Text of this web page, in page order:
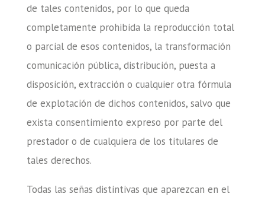
de tales contenidos, por lo que queda
completamente prohibida la reproducción total
o parcial de esos contenidos, la transformación
comunicación pública, distribución, puesta a
disposición, extracción o cualquier otra fórmula
de explotación de dichos contenidos, salvo que
exista consentimiento expreso por parte del
prestador o de cualquiera de los titulares de
tales derechos.
Todas las señas distintivas que aparezcan en el